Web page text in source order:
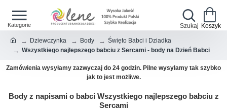
Dziewczynka Body
Święto Babci i Dziadka
Wszystkiego najlepszego babciu z Sercami - body na Dzień Babci
Zamówienia wysyłamy zazwyczaj do 24 godzin. Pilne wysyłamy tak szybko
jak to jest możliwe.
Body z napisami o babci Wszystkiego najlepszego babciu z
Sercami